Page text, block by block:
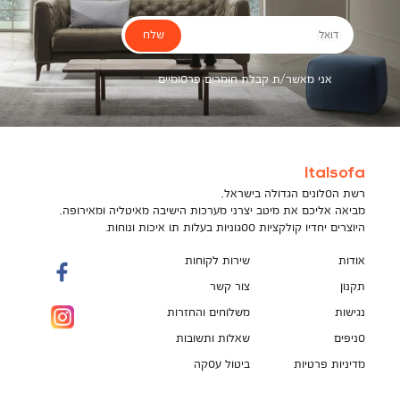
דואל
אני מאשר/ת קבלת חומרים פרסומיים
שלח
Italsofa
רשת הסלונים הגדולה בישראל,
מביאה אליכם את מיטב יצרני מערכות הישיבה מאיטליה ומאירופה,
היוצרים יחדיו קולקציות ססגוניות בעלות תו איכות ונוחות.
אודות
תקנון
נגישות
סניפים
מדיניות פרטיות
שירות לקוחות
צור קשר
משלוחים והחזרות
שאלות ותשובות
ביטול עסקה